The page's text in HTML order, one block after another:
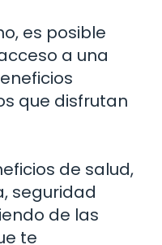
es posible
a una
que disfrutan
de salud,
seguridad
de las
te